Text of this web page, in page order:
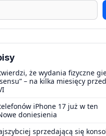
że wydania fizyczne
– na kilka miesięcy przed
iPhone 17 już w ten
doniesienia
sprzedającą się